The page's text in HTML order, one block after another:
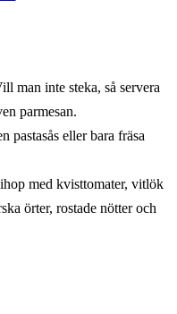
man inte steka, så servera
parmesan.
pastasås eller bara fräsa
med kvisttomater, vitlök
örter, rostade nötter och